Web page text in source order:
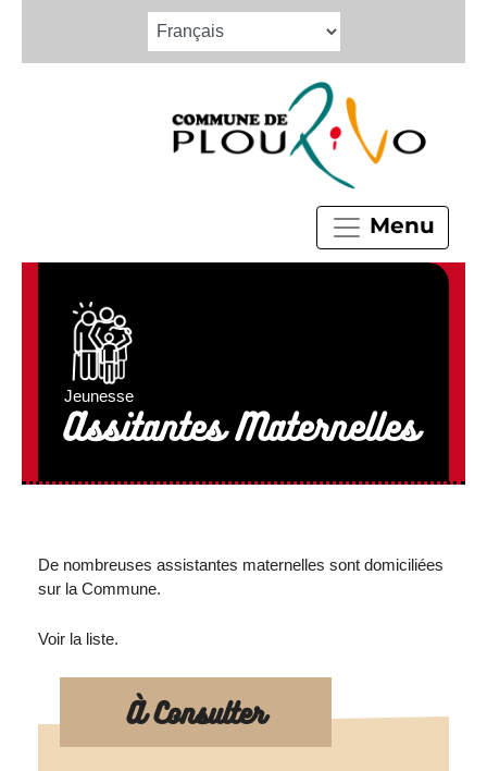
Menu
Jeunesse
Assitantes Maternelles
De nombreuses assistantes maternelles sont domiciliées
sur la Commune.
Voir la liste.
À Consulter